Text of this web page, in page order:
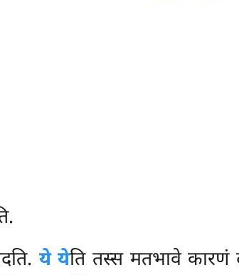
ये येति तस्स मतभावे कारणं